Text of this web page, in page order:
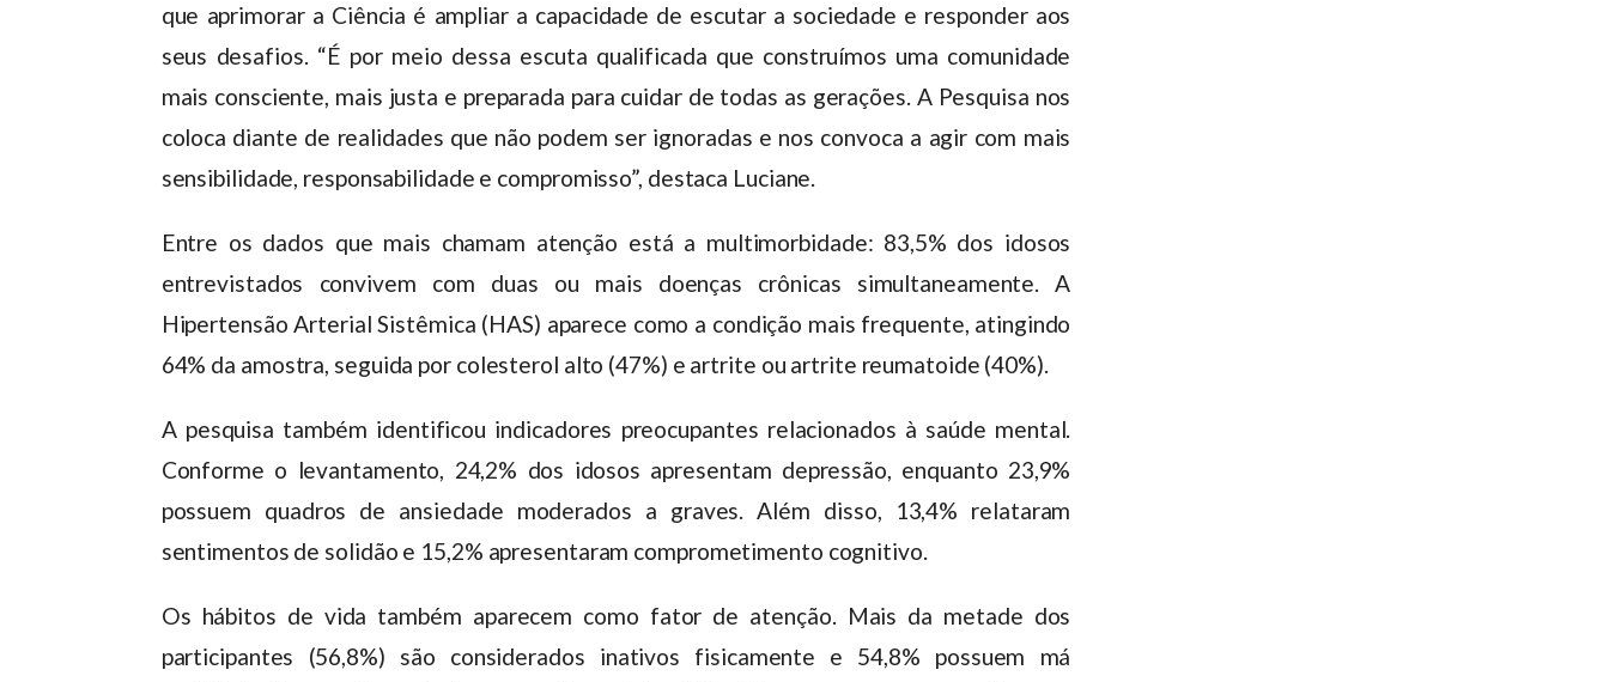
que aprimorar a Ciência é ampliar a capacidade de escutar a sociedade e responder aos
seus desafios. “É por meio dessa escuta qualificada que construímos uma comunidade
mais consciente, mais justa e preparada para cuidar de todas as gerações. A Pesquisa nos
coloca diante de realidades que não podem ser ignoradas e nos convoca a agir com mais
sensibilidade, responsabilidade e compromisso”, destaca Luciane.
Entre os dados que mais chamam atenção está a multimorbidade: 83,5% dos idosos
entrevistados convivem com duas ou mais doenças crônicas simultaneamente. A
Hipertensão Arterial Sistêmica (HAS) aparece como a condição mais frequente, atingindo
64% da amostra, seguida por colesterol alto (47%) e artrite ou artrite reumatoide (40%).
A pesquisa também identificou indicadores preocupantes relacionados à saúde mental.
Conforme o levantamento, 24,2% dos idosos apresentam depressão, enquanto 23,9%
possuem quadros de ansiedade moderados a graves. Além disso, 13,4% relataram
sentimentos de solidão e 15,2% apresentaram comprometimento cognitivo.
Os hábitos de vida também aparecem como fator de atenção. Mais da metade dos
participantes (56,8%) são considerados inativos fisicamente e 54,8% possuem má